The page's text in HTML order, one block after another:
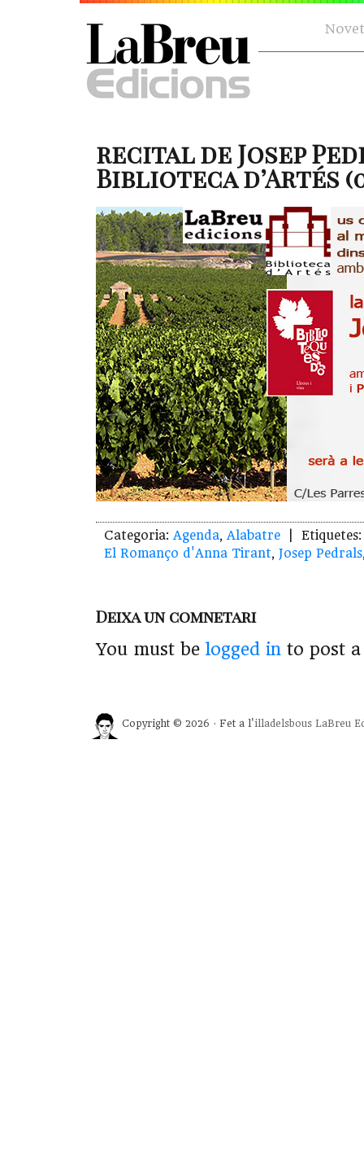
recital de Josep
Biblioteca d’Artés
Categoria: Agenda, Alabatre |
El Romanço d'Anna Tirant, Josep Pedrals
Deixa un comnetari
You must be logged in to post
Copyright © 2026 · Fet a l'illadelsbous LaBreu